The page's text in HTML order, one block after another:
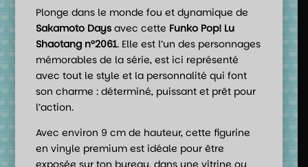
Plonge dans le monde fou et dynamique de
Sakamoto Daysavec cette Funko Pop! Lu
Shaotang n°2061. Elle est l’un des personnages
mémorables de la série, est ici représenté
avec tout le style et la personnalité qui font
son charme : déterminé, puissant et prêt pour
l’action.
Avec environ 9 cm de hauteur, cette figurine
en vinyle premium est idéale pour être
exposée sur ton bureau, dans une vitrine ou